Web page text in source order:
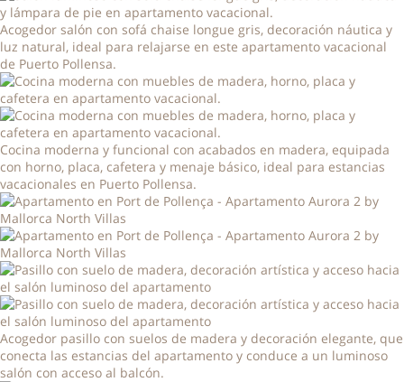
Acogedor salón con sofá chaise longue gris, decoración náutica y
luz natural, ideal para relajarse en este apartamento vacacional
de Puerto Pollensa.
Cocina moderna y funcional con acabados en madera, equipada
con horno, placa, cafetera y menaje básico, ideal para estancias
vacacionales en Puerto Pollensa.
Acogedor pasillo con suelos de madera y decoración elegante, que
conecta las estancias del apartamento y conduce a un luminoso
salón con acceso al balcón.